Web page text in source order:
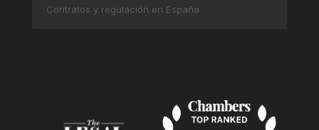
Contratos y regulación en España